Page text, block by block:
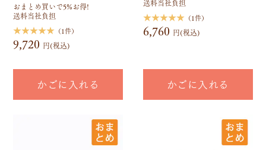
おまとめ買いで5%お得!
送料当社負担
★★★★★ （1件）
9,720 円(税込)
かごに入れる
送料当社負担
★★★★★（1件）
6,760 円(税込)
かごに入れる